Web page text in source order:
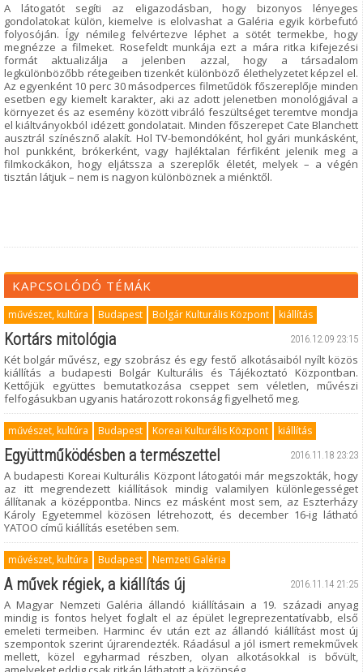
A látogatót segíti az eligazodásban, hogy bizonyos lényeges
gondolatokat külön, kiemelve is elolvashat a Galéria egyik körbefutó
folyosóján. Így némileg felvértezve léphet a sötét termekbe, hogy
megnézze a filmeket. Rosefeldt munkája ezt a mára ritka kifejezési
formát aktualizálja a jelenben azzal, hogy a társadalom
legkülönbözőbb rétegeiben tizenkét különböző élethelyzetet képzel el.
Az egyenként 10 perc 30 másodperces filmetűdök főszereplője minden
esetben egy kiemelt karakter, aki az adott jelenetben monológjával a
környezet és az esemény között vibráló feszültséget teremtve mondja
el kiáltványokból idézett gondolatait. Minden főszerepet Cate Blanchett
ausztrál színésznő alakít. Hol TV-bemondóként, hol gyári munkásként,
hol punkként, brókerként, vagy hajléktalan férfiként jelenik meg a
filmkockákon, hogy eljátssza a szereplők életét, melyek – a végén
tisztán látjuk – nem is nagyon különböznek a miénktől.
KAPCSOLÓDÓ TÉMÁK
művészet, kultúra Budapest Bolgár Kulturális Központ kiállítás
2016.12.09 23:15
Kortárs mitológia
Két bolgár művész, egy szobrász és egy festő alkotásaiból nyílt közös
kiállítás a budapesti Bolgár Kulturális és Tájékoztató Központban.
Kettőjük együttes bemutatkozása cseppet sem véletlen, művészi
felfogásukban ugyanis határozott rokonság figyelhető meg.
művészet, kultúra Budapest Koreai Kulturális Központ kiállítás
2016.11.18 23:23
Együttműködésben a természettel
A budapesti Koreai Kulturális Központ látogatói már megszokták, hogy
az itt megrendezett kiállítások mindig valamilyen különlegességet
állítanak a középpontba. Nincs ez másként most sem, az Eszterházy
Károly Egyetemmel közösen létrehozott, és december 16-ig látható
YATOO című kiállítás esetében sem.
művészet, kultúra Budapest Nemzeti Galéria
2016.11.14 21:25
A művek régiek, a kiállítás új
A Magyar Nemzeti Galéria állandó kiállításain a 19. századi anyag
mindig is fontos helyet foglalt el az épület legreprezentatívabb, első
emeleti termeiben. Harminc év után ezt az állandó kiállítást most új
szempontok szerint újrarendezték. Ráadásul a jól ismert remekművek
mellett, közel egyharmad részben, olyan alkotásokkal is bővült,